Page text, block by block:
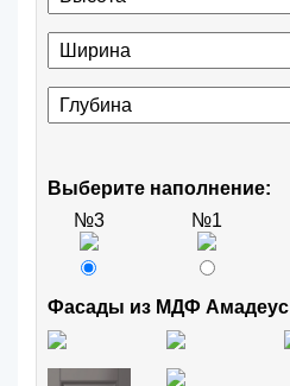
Выберите наполнение:
№3
№1
Фасады из МДФ Амадеус